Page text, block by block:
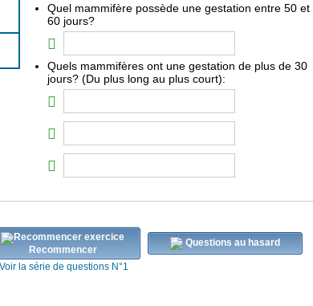
Quel mammifère possède une gestation entre 50 et
60 jours?
Quels mammifères ont une gestation de plus de 30
jours? (Du plus long au plus court):
Recommencer
Questions au hasard
Voir la série de questions N°1